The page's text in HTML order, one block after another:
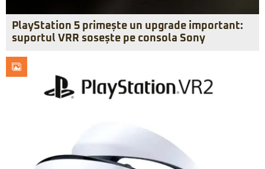
PlayStation 5 primește un upgrade important:
suportul VRR sosește pe consola Sony